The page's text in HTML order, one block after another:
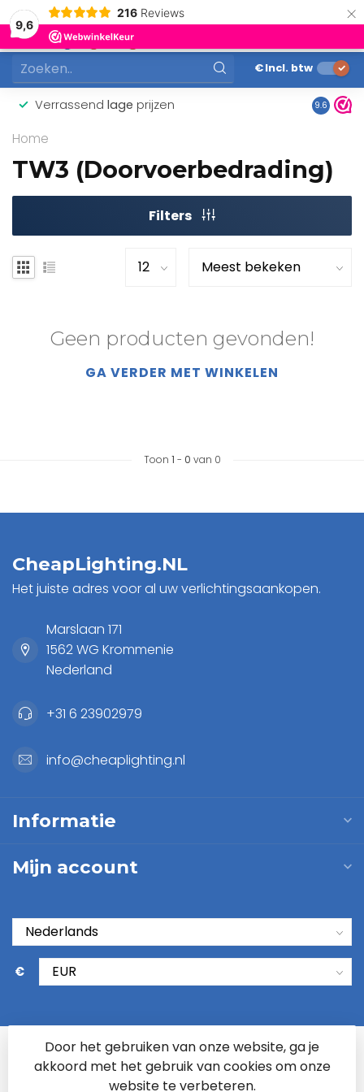
9,6
216 Reviews ×
MENU
0
€Incl. btw
Verrassend lage prijzen 9.6
Home
TW3 (Doorvoerbedrading)
Filters
Geen producten gevonden!
GA VERDER MET WINKELEN
Toon 1 - 0 van 0
CheapLighting.NL
Het juiste adres voor al uw verlichtingsaankopen.
Marslaan 171
1562 WG Krommenie
Nederland
+31 6 23902979
info@cheaplighting.nl
Informatie
Mijn account
€
Door het gebruiken van onze website, ga je
akkoord met het gebruik van cookies om onze
website te verbeteren.